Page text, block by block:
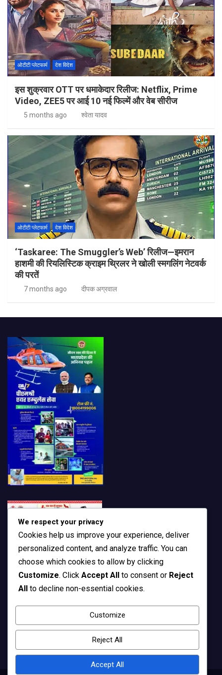
ओटीटी प्लेटफार्म देश विदेश
इस शुक्रवार OTT पर धमाकेदार रिलीज: Netflix, Prime
Video, ZEE5 पर आई 10 नई फिल्में और वेब सीरीज
5 months ago श्वेता यादव
ओटीटी प्लेटफार्म देश विदेश
‘Taskaree: The Smuggler’s Web’ रिलीज—इमरान
हाशमी की रियलिस्टिक क्राइम थ्रिलर ने खोली स्मगलिंग नेटवर्क
की परतें
7 months ago दीपक अग्रवाल
We respect your privacy
Cookies help us improve your experience, deliver
personalized content, and analyze traffic. You can
choose which cookies to allow by clicking
Customize. Click Accept All to consent or Reject
All to decline non-essential cookies.
Customize
Reject All
Accept All